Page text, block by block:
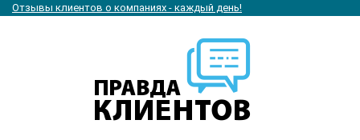
Отзывы клиентов о компаниях - каждый день!